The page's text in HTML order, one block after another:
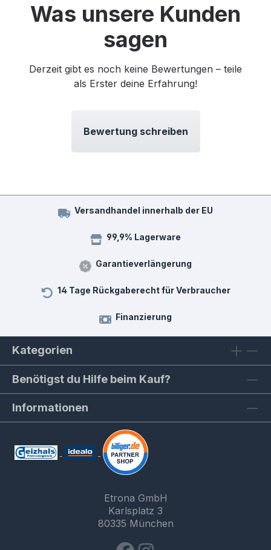
Was unsere Kunden
sagen
Derzeit gibt es noch keine Bewertungen – teile
als Erster deine Erfahrung!
Bewertung schreiben
Versandhandel innerhalb der EU
99,9% Lagerware
Garantieverlängerung
14 Tage Rückgaberecht für Verbraucher
Finanzierung
Kategorien
Benötigst du Hilfe beim Kauf?
Informationen
Etrona GmbH
Karlsplatz 3
80335 München